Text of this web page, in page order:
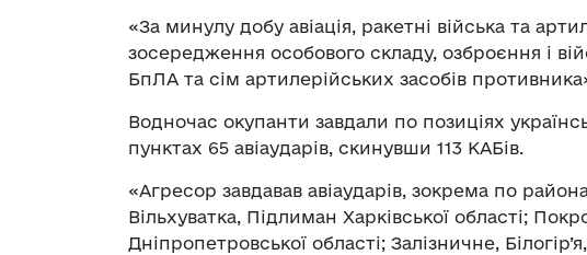
«За минулу добу авіація, ракетні війська та
зосередження особового складу, озброєння і
БпЛА та сім артилерійських засобів
Водночас окупанти завдали по позиціях
пунктах 65 авіаударів, скинувши 113 КАБів.
«Агресор завдавав авіаударів, зокрема по
Вільхуватка, Підлиман Харківської області;
Дніпропетровської області; Залізничне,